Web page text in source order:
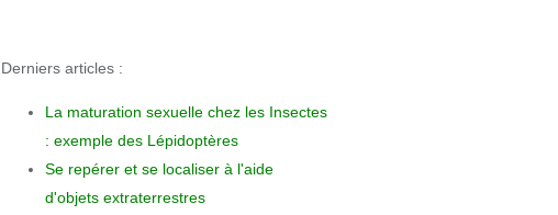
Derniers articles :
La maturation sexuelle chez les Insectes
: exemple des Lépidoptères
Se repérer et se localiser à l'aide
d'objets extraterrestres